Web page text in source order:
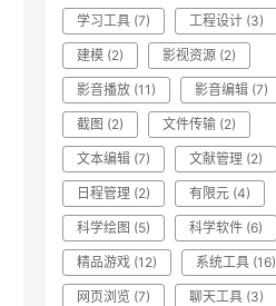
学习工具 (7) 工程设计 (3)
建模 (2) 影视资源 (2)
影音播放 (11) 影音编辑 (7)
截图 (2) 文件传输 (2)
文本编辑 (7) 文献管理 (2)
日程管理 (2) 有限元 (4)
科学绘图 (5) 科学软件 (6)
精品游戏 (12) 系统工具 (16)
网页浏览 (7) 聊天工具 (3)